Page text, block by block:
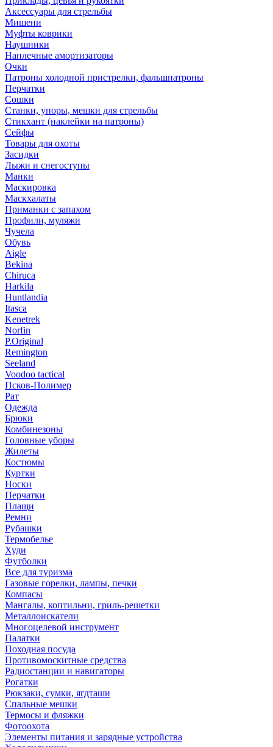
Аксессуары для стрельбы
Мишени
Муфты коврики
Наушники
Наплечные амортизаторы
Очки
Патроны холодной пристрелки, фальшпатроны
Перчатки
Сошки
Станки, упоры, мешки для стрельбы
Стикхант (наклейки на патроны)
Сейфы
Товары для охоты
Засидки
Лыжи и снегоступы
Манки
Маскировка
Маскхалаты
Приманки с запахом
Профили, муляжи
Чучела
Обувь
Aigle
Bekina
Chiruсa
Harkila
Huntlandia
Itasca
Kenetrek
Norfin
P.Original
Remington
Seeland
Voodoo tactical
Псков-Полимер
Рат
Одежда
Брюки
Комбинезоны
Головные уборы
Жилеты
Костюмы
Куртки
Носки
Перчатки
Плащи
Ремни
Рубашки
Термобелье
Худи
Футболки
Все для туризма
Газовые горелки, лампы, печки
Компасы
Мангалы, коптильни, гриль-решетки
Металлоискатели
Многоцелевой инструмент
Палатки
Походная посуда
Противомоскитные средства
Радиостанции и навигаторы
Рогатки
Рюкзаки, сумки, ягдташи
Спальные мешки
Термосы и фляжки
Фотоохота
Элементы питания и зарядные устройства